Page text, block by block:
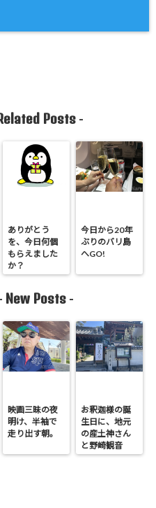
Posts-
ありがとう
を、今日何個
もらえました
か？
今日から20年
ぶりのバリ島
へGO!
New Posts -
映画三昧の夜
明け、半袖で
走り出す朝。
お釈迦様の誕
生日に、地元
の産土神さん
と野崎観音
へ。